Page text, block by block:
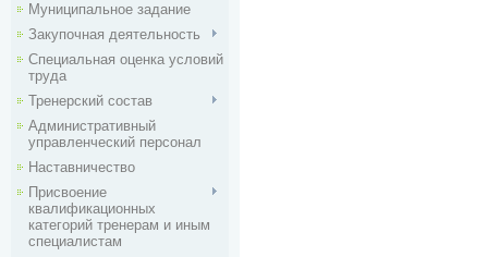
Муниципальное задание
Закупочная деятельность
Специальная оценка условий
труда
Тренерский состав
Административный
управленческий персонал
Наставничество
Присвоение
квалификационных
категорий тренерам и иным
специалистам